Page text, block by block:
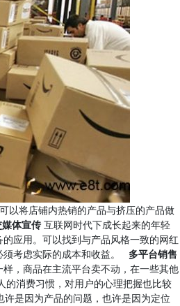
以将店铺内热销的产品与挤压的产品做
体宣传 互联网时代下成长起来的年轻
应用。可以找到与产品风格一致的网红
须考虑实际的成本和收益。 多平台销售
，商品在主流平台卖不动，在一些其他
的消费习惯，对用户的心理把握也比较
是因为产品的问题，也许是因为定位